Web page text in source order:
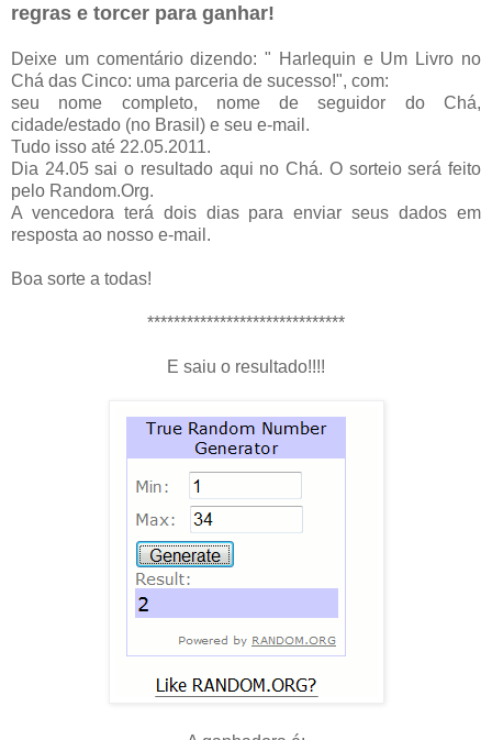
regras e torcer para ganhar!
Deixe um comentário dizendo: " Harlequin e Um Livro no
Chá das Cinco: uma parceria de sucesso!", com:
seu nome completo, nome de seguidor do Chá,
cidade/estado (no Brasil) e seu e-mail.
Tudo isso até 22.05.2011.
Dia 24.05 sai o resultado aqui no Chá. O sorteio será feito
pelo Random.Org.
A vencedora terá dois dias para enviar seus dados em
resposta ao nosso e-mail.
Boa sorte a todas!
******************************
E saiu o resultado!!!!